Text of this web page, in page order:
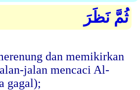
ثُمَّ نَظَرَ
dan memikirkan
jalan mencaci Al-
gagal);